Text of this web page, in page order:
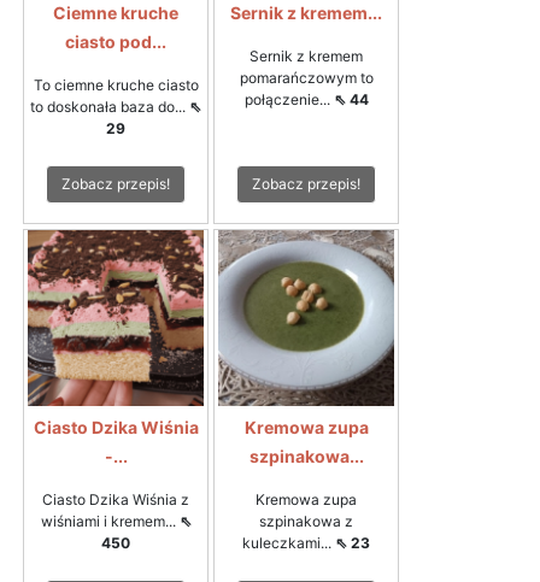
Ciemne kruche
ciasto pod...
To ciemne kruche ciasto
to doskonała baza do... ⇖
29
Zobacz przepis!
Sernik z kremem...
Sernik z kremem
pomarańczowym to
połączenie... ⇖ 44
Zobacz przepis!
Ciasto Dzika Wiśnia
-...
Ciasto Dzika Wiśnia z
wiśniami i kremem... ⇖
450
Kremowa zupa
szpinakowa...
Kremowa zupa
szpinakowa z
kuleczkami... ⇖ 23